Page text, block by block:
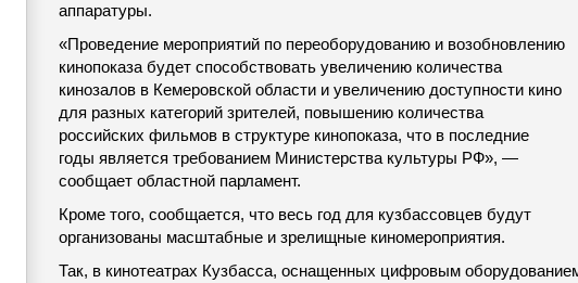
аппаратуры.
«Проведение мероприятий по переоборудованию и возобновлению
кинопоказа будет способствовать увеличению количества
кинозалов в Кемеровской области и увеличению доступности кино
для разных категорий зрителей, повышению количества
российских фильмов в структуре кинопоказа, что в последние
годы является требованием Министерства культуры РФ», —
сообщает областной парламент.
Кроме того, сообщается, что весь год для кузбассовцев будут
организованы масштабные и зрелищные киномероприятия.
Так, в кинотеатрах Кузбасса, оснащенных цифровым